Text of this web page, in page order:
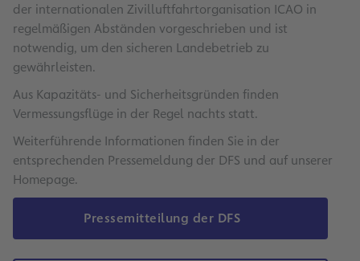
der internationalen Zivilluftfahrtorganisation ICAO in
regelmäßigen Abständen vorgeschrieben und ist
notwendig, um den sicheren Landebetrieb zu
gewährleisten.
Aus Kapazitäts- und Sicherheitsgründen finden
Vermessungsflüge in der Regel nachts statt.
Weiterführende Informationen finden Sie in der
entsprechenden Pressemeldung der DFS und auf unserer
Homepage.
Pressemitteilung der DFS